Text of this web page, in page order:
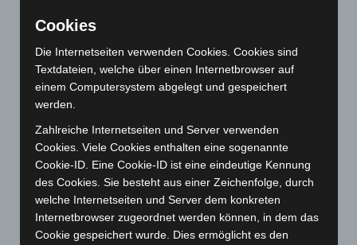
Juni 2024 (107)
April 2024(102)
März 2024(103)
Februar 2024
Januar 2024 (111)
Dezember 2023
(130)
November 2023(130)
Oktober 2023(114)
September 2023(133)
Cookies
Die Internetseiten verwenden Cookies. Cookies sind
Textdateien, welche über einen Internetbrowser auf
einem Computersystem abgelegt und gespeichert
werden.
Zahlreiche Internetseiten und Server verwenden
Cookies. Viele Cookies enthalten eine sogenannte
Cookie-ID. Eine Cookie-ID ist eine eindeutige Kennung
des Cookies. Sie besteht aus einer Zeichenfolge, durch
welche Internetseiten und Server dem konkreten
Internetbrowser zugeordnet werden können, in dem das
Cookie gespeichert wurde. Dies ermöglicht es den